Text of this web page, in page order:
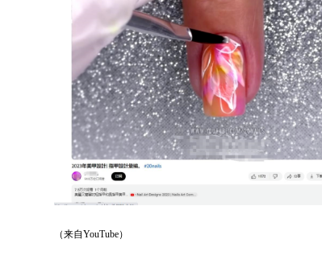
（来自YouTube）